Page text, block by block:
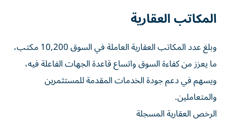
المكاتب العقارية
وبلغ عدد المكاتب العقارية العاملة في السوق 10,200 مكتب،
ما يعزز من كفاءة السوق واتساع قاعدة الجهات الفاعلة فيه،
ويسهم في دعم جودة الخدمات المقدمة للمستثمرين
والمتعاملين.
الرخص العقارية المسجلة